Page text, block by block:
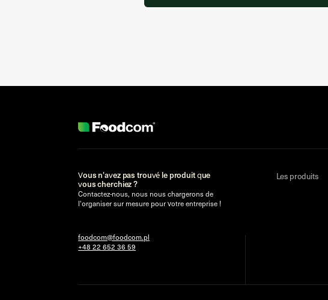
Vous n'avez pas trouvé le produit que
vous cherchiez ?
Contactez-nous, nous nous chargerons de
l'organiser sur mesure pour votre entreprise !
foodcom@foodcom.pl
+48 22 652 36 59
Les produits